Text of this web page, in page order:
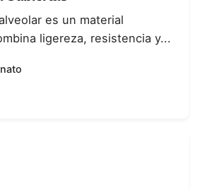
es un material
ligereza, resistencia y...